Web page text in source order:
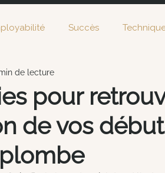
Succès
pour
de vos
de lecture